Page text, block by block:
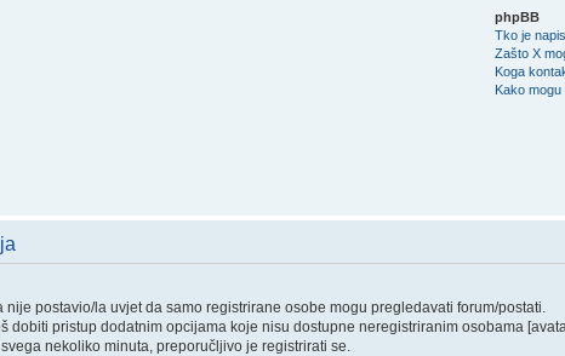
phpBB
Tko je
Zašto X
Koga
Kako
nije postavio/la uvjet da samo registrirane osobe mogu pregledavati forum/postati.
dobiti pristup dodatnim opcijama koje nisu dostupne neregistriranim osobama
nekoliko minuta, preporučljivo je registrirati se.